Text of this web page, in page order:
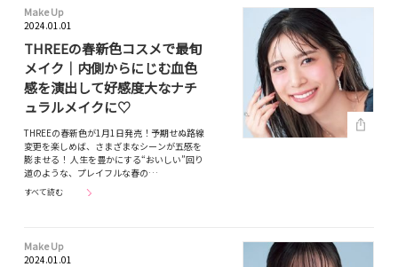
Make Up
2024.01.01
THREEの春新色コスメで最旬
メイク｜内側からにじむ血色
感を演出して好感度大なナチ
ュラルメイクに♡
THREEの春新色が1月1日発売！予期せぬ路線
変更を楽しめば、さまざまなシーンが五感を
膨ませる！ 人生を豊かにする“おいしい”回り
道のような、プレイフルな春の…
すべて読む
Make Up
2024.01.01